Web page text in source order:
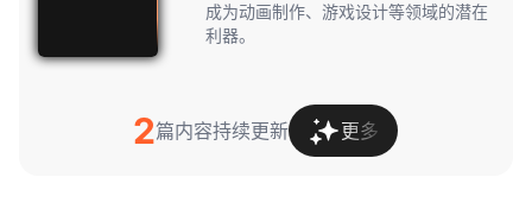
成为动画制作、游戏设计等领域的潜在
利器。
2篇内容持续更新 更多